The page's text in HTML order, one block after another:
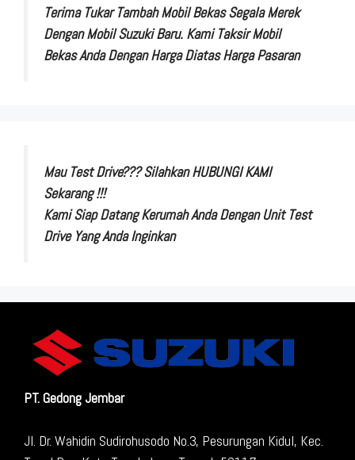
Terima Tukar Tambah Mobil Bekas Segala Merek
Dengan Mobil Suzuki Baru. Kami Taksir Mobil
Bekas Anda Dengan Harga Diatas Harga Pasaran
Mau Test Drive??? Silahkan HUBUNGI KAMI
Sekarang !!!
Kami Siap Datang Kerumah Anda Dengan Unit Test
Drive Yang Anda Inginkan
PT. Gedong Jembar
Jl. Dr. Wahidin Sudirohusodo No.3, Pesurungan Kidul, Kec.